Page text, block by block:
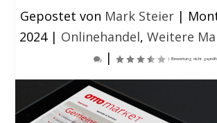
Gepostet von Mark Steier|
2024| Onlinehandel, Weitere
|